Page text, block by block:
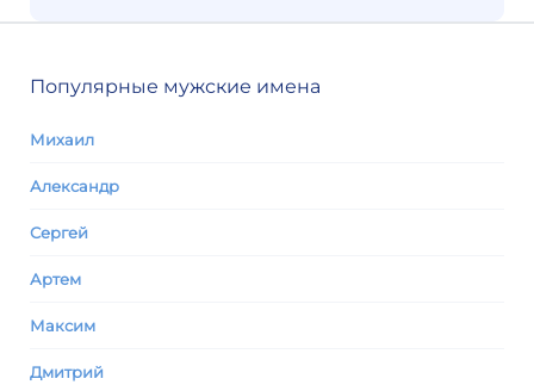
Популярные мужские имена
Михаил
Александр
Сергей
Артем
Максим
Дмитрий